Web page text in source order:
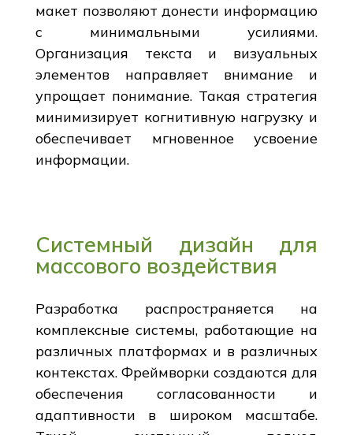
макет позволяют донести информацию
с минимальными усилиями.
Организация текста и визуальных
элементов направляет внимание и
упрощает понимание. Такая стратегия
минимизирует когнитивную нагрузку и
обеспечивает мгновенное усвоение
информации.
Системный дизайн для
массового воздействия
Разработка распространяется на
комплексные системы, работающие на
различных платформах и в различных
контекстах. Фреймворки создаются для
обеспечения согласованности и
адаптивности в широком масштабе.